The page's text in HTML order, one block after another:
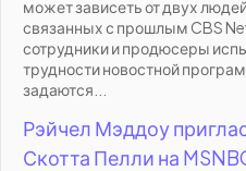
может зависеть от двух
связанных с прошлым CBS
сотрудники и продюсеры
трудности новостной
задаются...
Рэйчел Мэддоу
Скотта Пелли на